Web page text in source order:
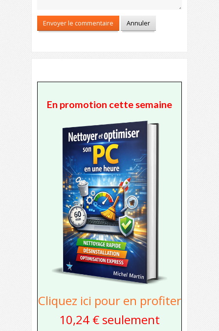
En promotion cette semaine
Cliquez ici pour en profiter
10,24 € seulement